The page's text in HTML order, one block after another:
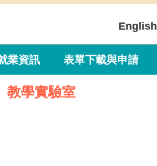
業資訊 表單下載與申請
English
教學實驗室